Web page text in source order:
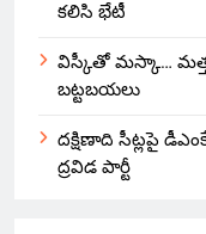
కలిసి భేటీ
విస్కీతో మస్కా…
బట్టబయలు
దక్షిణాది సీట్లపై
ద్రవిడ పార్టీ